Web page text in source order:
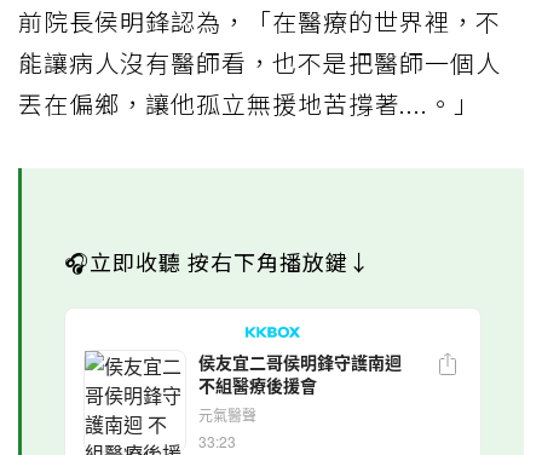
前院長侯明鋒認為，「在醫療的世界裡，不
能讓病人沒有醫師看，也不是把醫師一個人
丟在偏鄉，讓他孤立無援地苦撐著....。」
🎧立即收聽 按右下角播放鍵↓